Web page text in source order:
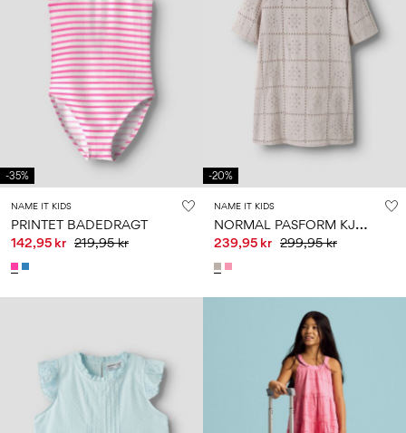
-35%
NAME IT KIDS
PRINTET BADEDRAGT
142,95 kr 219,95 kr
-20%
NAME IT KIDS
N
ORMAL PASFORM KJOLE
239,95 kr 299,95 kr